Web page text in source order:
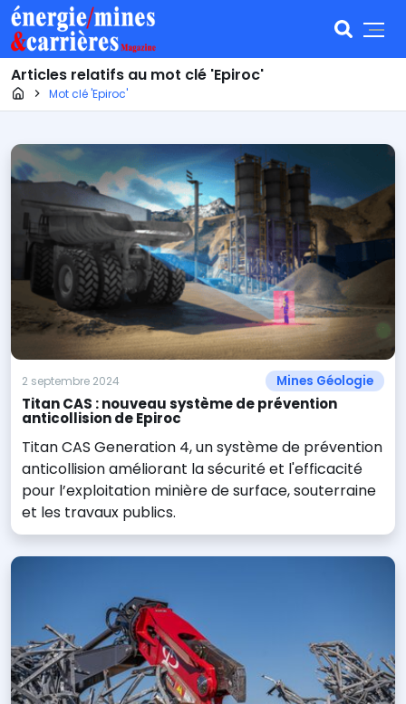
Articles relatifs au mot clé 'Epiroc'
Page d'accueil
Mot clé 'Epiroc'
2 septembre 2024 Mines Géologie
Titan CAS : nouveau système de prévention
anticollision de Epiroc
Titan CAS Generation 4, un système de prévention
anticollision améliorant la sécurité et l'efficacité
pour l’exploitation minière de surface, souterraine
et les travaux publics.